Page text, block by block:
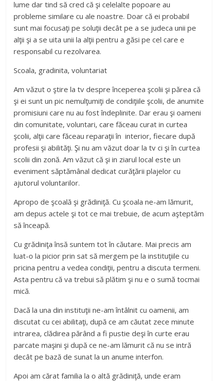
lume dar tind să cred că şi celelalte popoare au
probleme similare cu ale noastre. Doar că ei probabil
sunt mai focusaţi pe soluţii decât pe a se judeca unii pe
alţii şi a se uita unii la alţii pentru a găsi pe cel care e
responsabil cu rezolvarea.
Scoala, gradinita, voluntariat
Am văzut o ştire la tv despre începerea şcolii şi părea că
şi ei sunt un pic nemulţumiţi de condiţiile şcolii, de anumite
promisiuni care nu au fost îndeplinite. Dar erau şi oameni
din comunitate, voluntari, care făceau curat in curtea
şcolii, alţii care făceau reparaţii în interior, fiecare după
profesii şi abilităţi. Şi nu am văzut doar la tv ci şi în curtea
scolii din zonă. Am văzut că şi in ziarul local este un
eveniment săptămânal dedicat curăţării plajelor cu
ajutorul voluntarilor.
Apropo de şcoală şi grădiniţă. Cu şcoala ne-am lămurit,
am depus actele şi tot ce mai trebuie, de acum aşteptăm
să înceapă.
Cu grădiniţa însă suntem tot în căutare. Mai precis am
luat-o la picior prin sat să mergem pe la instituţiile cu
pricina pentru a vedea condiţii, pentru a discuta termeni.
Asta pentru că va trebui să plătim şi nu e o sumă tocmai
mică.
Dacă la una din instituţii ne-am întâlnit cu oamenii, am
discutat cu cei abilitaţi, după ce am căutat zece minute
intrarea, clădirea părând a fi pustie deşi în curte erau
parcate maşini şi după ce ne-am lămurit că nu se intră
decât pe bază de sunat la un anume interfon.
Apoi am cărat familia la o altă grădiniţă, unde eram